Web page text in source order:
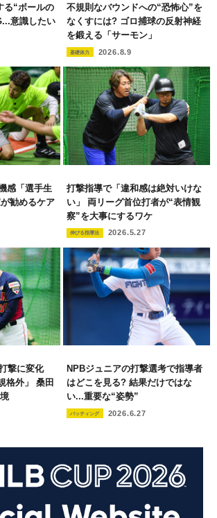
る“ボールの
意識したい
不規則なバウンドへの“恐怖心”を
なくすには? ゴロ捕球の反射神経
を鍛える「サーモン」
基礎体力 2026.8.9
感「選手生
勧めるケア
打撃指導で「違和感は絶対いけな
い」 両リーグ首位打者が“表情観
察”を大事にするワケ
伸びる指導法 2026.5.27
撃に変化
格外」 桑田
NPBジュニアの打撃選考で指導者
はどこを見る? 結果だけではな
い...重要な“姿勢”
バッティング 2026.6.27